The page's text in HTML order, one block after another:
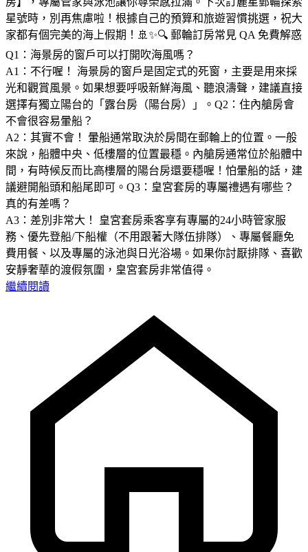
星號時，別再焦慮啦！根據自己的預算和旅遊習慣挑選，祝大
家都有個完美的海上假期！🚢✨🔍 郵輪訂房常見 QA 免費解惑
Q1：海景房的窗戶可以打開吹海風嗎？
A1：不行喔！ 海景房的窗戶是固定式的死窗，主要是用來採
光和觀賞風景。如果想要呼吸新鮮海風、聽浪濤聲，建議直接
選擇有獨立陽台的「露台房（陽台房）」。Q2：住內艙房會
不會很容易暈船？
A2：其實不會！ 暈船通常取決於房間在郵輪上的位置。一般
來說，船體中央、低樓層的位置最穩。內艙房通常位於船體中
間，有時候反而比高樓層的陽台房還要穩喔！怕暈船的話，建
議避開船頭和船尾即可。Q3：皇宮套房的專屬禮遇有哪些？
真的有差嗎？
A3：差別非常大！ 皇宮套房乘客享有專屬的24小時管家服
務、優先登船/下船權（不用跟著大隊伍排隊）、專屬餐廳免
費用餐、以及專屬的泳池與日光浴場。如果你討厭排隊、喜歡
安靜奢華的渡假氛圍，皇宮套房非常值得。
繼續閱讀